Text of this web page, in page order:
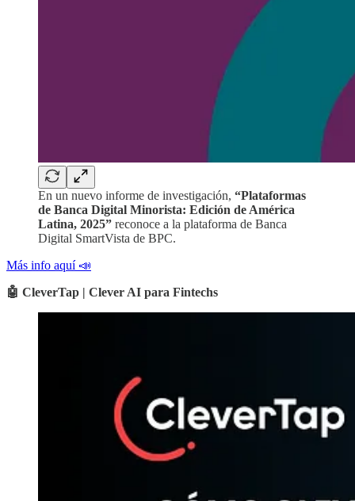
En un nuevo informe de investigación, “Plataformas
de Banca Digital Minorista: Edición de América
Latina, 2025” reconoce a la plataforma de Banca
Digital SmartVista de BPC.
Más info aquí 📣
🤖 CleverTap | Clever AI para Fintechs